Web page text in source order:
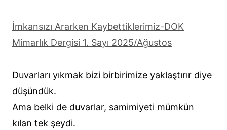
İmkansızı Ararken Kaybettiklerimiz-DOK
Mimarlık Dergisi 1. Sayı 2025/Ağustos
Duvarları yıkmak bizi birbirimize yaklaştırır diye
düşündük.
Ama belki de duvarlar, samimiyeti mümkün
kılan tek şeydi.